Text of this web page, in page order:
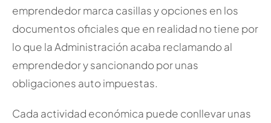
emprendedor marca casillas y opciones en los
documentos oficiales que en realidad no tiene por
lo que la Administración acaba reclamando al
emprendedor y sancionando por unas
obligaciones auto impuestas.
Cada actividad económica puede conllevar unas